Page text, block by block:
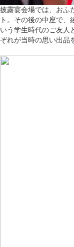
披露宴会場では、おふ
ト。その後の中座で
いう学生時代のご友人
ぞれが当時の思い出品